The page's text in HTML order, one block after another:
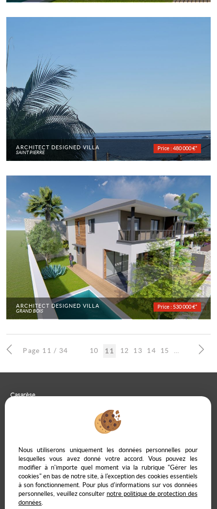
ARCHITECT DESIGNED VILLA
SAINT PIERRE
Price : 480 000 €*
ARCHITECT DESIGNED VILLA
GRAND BOIS
Price : 530 000 €*
Page 11 / 34 10 11 12 13 14 15 18
Casarèse
09 85 65 95 83
Legal Notice Data protection policy Manage cookies
Our Fee Schedule
Owner Extranet
Nous utiliserons uniquement les données personnelles pour
lesquelles vous avez donné votre accord. Vous pouvez les
modifier à n'importe quel moment via la rubrique "Gérer les
cookies" en bas de notre site, à l'exception des cookies essentiels
à son fonctionnement. Pour plus d'informations sur vos données
personnelles, veuillez consulter notre politique de protection des
données.